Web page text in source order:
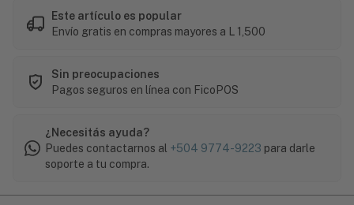
Este artículo es popular
Envío gratis en compras mayores a L 1,500
Sin preocupaciones
Pagos seguros en línea con FicoPOS
¿Necesitás ayuda?
Puedes contactarnos al +504 9774-9223 para darle
soporte a tu compra.